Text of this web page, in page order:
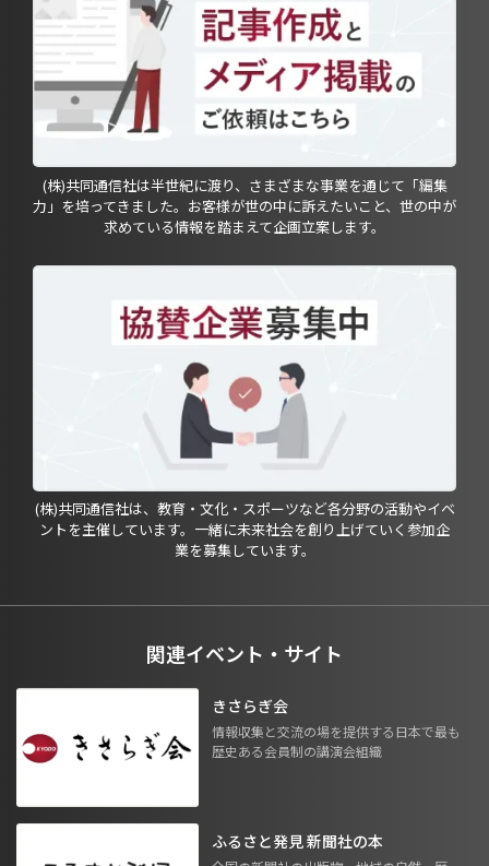
(株)共同通信社は半世紀に渡り、さまざまな事業を通じて「編集
力」を培ってきました。お客様が世の中に訴えたいこと、世の中が
求めている情報を踏まえて企画立案します。
(株)共同通信社は、教育・文化・スポーツなど各分野の活動やイベ
ントを主催しています。一緒に未来社会を創り上げていく参加企
業を募集しています。
関連イベント・サイト
きさらぎ会
情報収集と交流の場を提供する日本で最も
歴史ある会員制の講演会組織
ふるさと発見 新聞社の本